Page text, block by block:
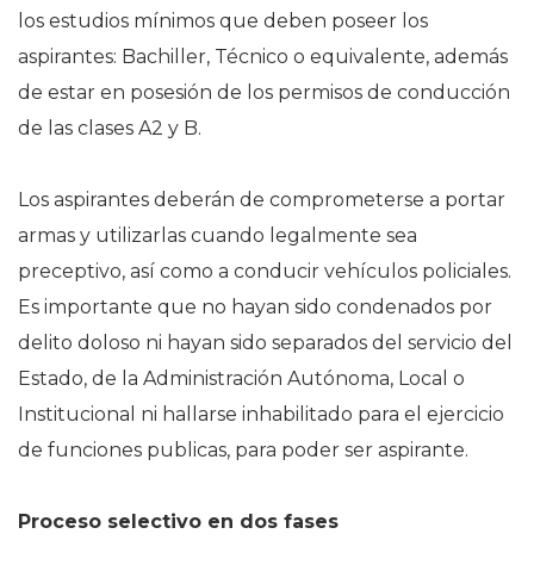
los estudios mínimos que deben poseer los
aspirantes: Bachiller, Técnico o equivalente, además
de estar en posesión de los permisos de conducción
de las clases A2 y B.
Los aspirantes deberán de comprometerse a portar
armas y utilizarlas cuando legalmente sea
preceptivo, así como a conducir vehículos policiales.
Es importante que no hayan sido condenados por
delito doloso ni hayan sido separados del servicio del
Estado, de la Administración Autónoma, Local o
Institucional ni hallarse inhabilitado para el ejercicio
de funciones publicas, para poder ser aspirante.
Proceso selectivo en dos fases